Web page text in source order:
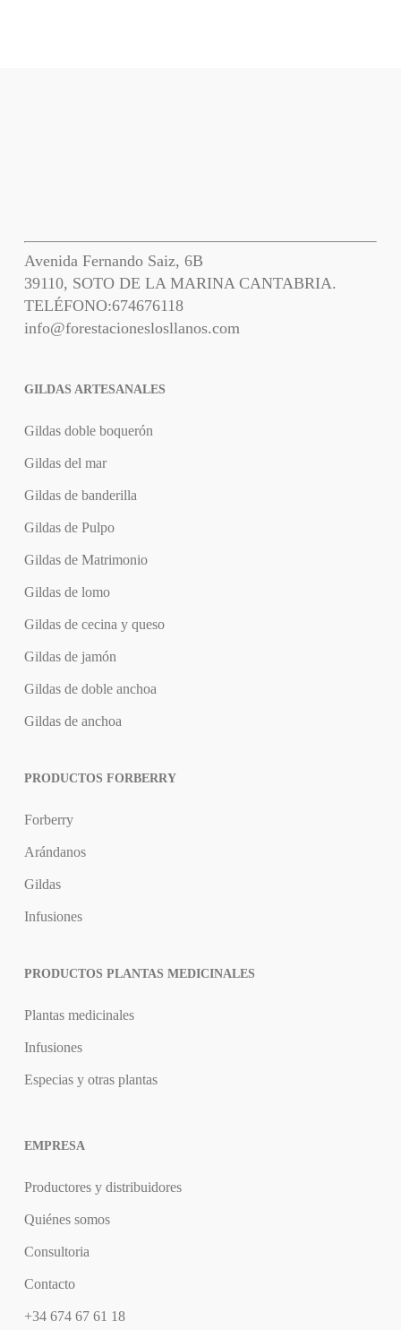
Avenida Fernando Saiz, 6B
39110, SOTO DE LA MARINA CANTABRIA.
TELÉFONO:674676118
info@forestacioneslosllanos.com
GILDAS ARTESANALES
Gildas doble boquerón
Gildas del mar
Gildas de banderilla
Gildas de Pulpo
Gildas de Matrimonio
Gildas de lomo
Gildas de cecina y queso
Gildas de jamón
Gildas de doble anchoa
Gildas de anchoa
PRODUCTOS FORBERRY
Forberry
Arándanos
Gildas
Infusiones
PRODUCTOS PLANTAS MEDICINALES
Plantas medicinales
Infusiones
Especias y otras plantas
EMPRESA
Productores y distribuidores
Quiénes somos
Consultoria
Contacto
+34 674 67 61 18